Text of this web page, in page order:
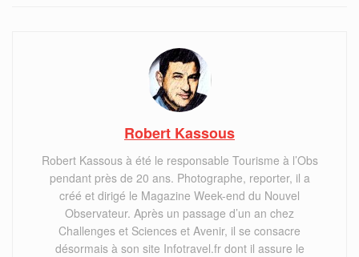
Robert Kassous
Robert Kassous à été le responsable Tourisme à l’Obs
pendant près de 20 ans. Photographe, reporter, il a
créé et dirigé le Magazine Week-end du Nouvel
Observateur. Après un passage d’un an chez
Challenges et Sciences et Avenir, il se consacre
désormais à son site Infotravel.fr dont il assure le